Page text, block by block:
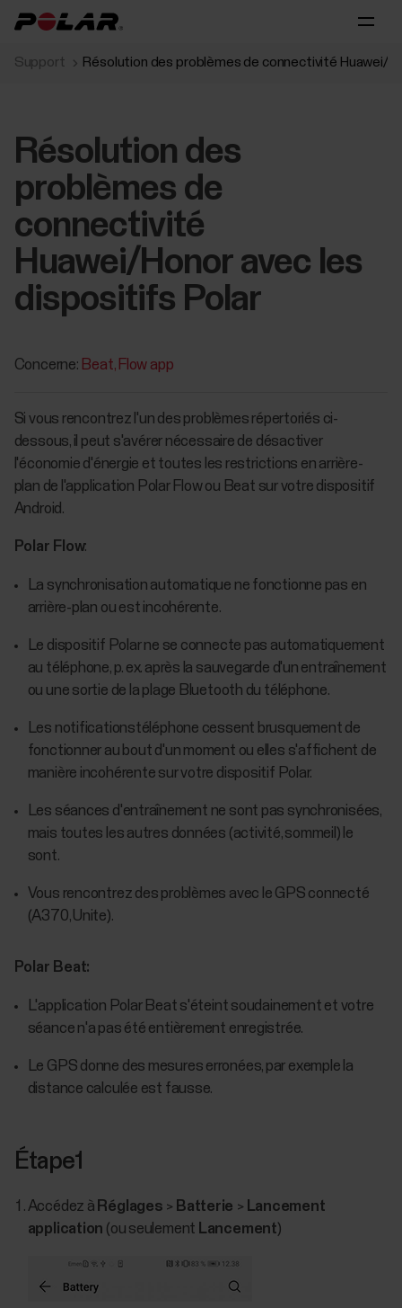
Support Résolution des problèmes de connectivité Huawei/
Résolution des
problèmes de
connectivité
Huawei/Honor avec les
dispositifs Polar
Concerne: Beat Flow app
Si vous rencontrez l'un des problèmes répertoriés ci-
dessous, il peut s'avérer nécessaire de désactiver
l'économie d'énergie et toutes les restrictions en arrière-
plan de l'application Polar Flow ou Beat sur votre dispositif
Android.
Polar Flow:
La synchronisation automatique ne fonctionne pas en
arrière-plan ou est incohérente.
Le dispositif Polar ne se connecte pas automatiquement
au téléphone, p. ex. après la sauvegarde d'un entraînement
ou une sortie de la plage Bluetooth du téléphone.
Les notificationstéléphone cessent brusquement de
fonctionner au bout d'un moment ou elles s'affichent de
manière incohérente sur votre dispositif Polar.
Les séances d'entraînement ne sont pas synchronisées,
mais toutes les autres données (activité, sommeil) le
sont.
Vous rencontrez des problèmes avec le GPS connecté
(A370, Unite).
Polar Beat:
L'application Polar Beat s'éteint soudainement et votre
séance n'a pas été entièrement enregistrée.
Le GPS donne des mesures erronées, par exemple la
distance calculée est fausse.
Étape1
Accédez à Réglages > Batterie > Lancement
application (ou seulement Lancement)